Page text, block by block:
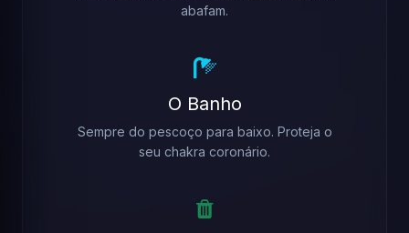
abafam.
O Banho
Sempre do pescoço para baixo. Proteja o
seu chakra coronário.